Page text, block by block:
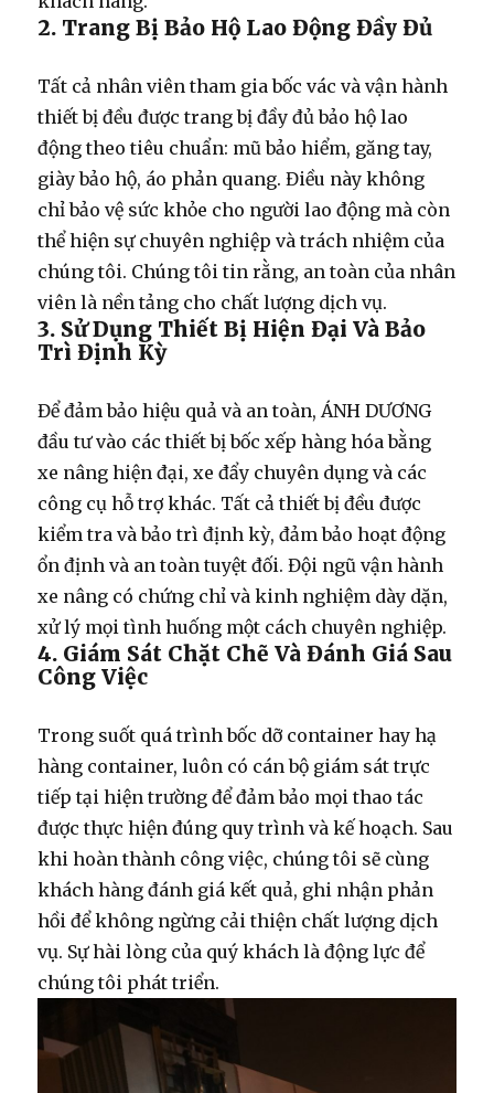
2. Trang Bị Bảo Hộ Lao Động Đầy Đủ
Tất cả nhân viên tham giabốc vác và vận hành
thiết bị đều được trang bị đầy đủ bảo hộ lao
động theo tiêu chuẩn: mũ bảo hiểm, găng tay,
giày bảo hộ, áo phản quang. Điều này không
chỉ bảo vệ sức khỏe cho người lao động mà còn
thể hiện sự chuyên nghiệp và trách nhiệm của
chúng tôi. Chúng tôi tin rằng, an toàn của nhân
viên là nền tảng cho chất lượng dịch vụ.
3. Sử Dụng Thiết Bị Hiện Đại Và Bảo
Trì Định Kỳ
Để đảm bảo hiệu quả và an toàn, ÁNH DƯƠNG
đầu tư vào các thiết bịbốc xếp hàng hóa bằng
xe nâng hiện đại, xe đẩy chuyên dụng và các
công cụ hỗ trợ khác. Tất cả thiết bị đều được
kiểm tra và bảo trì định kỳ, đảm bảo hoạt động
ổn định và an toàn tuyệt đối. Đội ngũ vận hành
xe nâng có chứng chỉ và kinh nghiệm dày dặn,
xử lý mọi tình huống một cách chuyên nghiệp.
4. Giám Sát Chặt Chẽ Và Đánh Giá Sau
Công Việc
Trong suốt quá trìnhbốc dỡ container hayhạ
hàng container, luôn có cán bộ giám sát trực
tiếp tại hiện trường để đảm bảo mọi thao tác
được thực hiện đúng quy trình và kế hoạch. Sau
khi hoàn thành công việc, chúng tôi sẽ cùng
khách hàng đánh giá kết quả, ghi nhận phản
hồi để không ngừng cải thiện chất lượng dịch
vụ. Sự hài lòng của quý khách là động lực để
chúng tôi phát triển.